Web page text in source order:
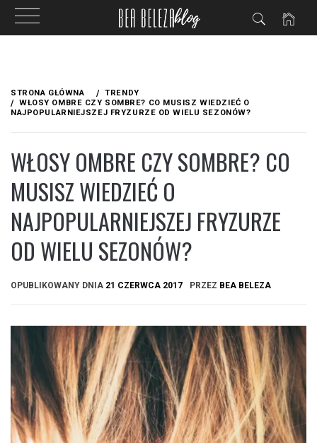
treści
STRONA GŁÓWNA
TRENDY
WŁOSY OMBRE CZY SOMBRE? CO MUSISZ WIEDZIEĆ O
NAJPOPULARNIEJSZEJ FRYZURZE OD WIELU SEZONÓW?
WŁOSY OMBRE CZY SOMBRE? CO
MUSISZ WIEDZIEĆ O
NAJPOPULARNIEJSZEJ FRYZURZE
OD WIELU SEZONÓW?
OPUBLIKOWANY DNIA 21 CZERWCA 2017 PRZEZ BEA BELEZA